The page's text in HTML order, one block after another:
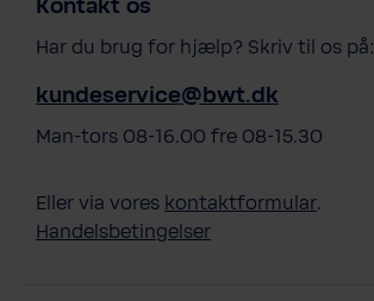
Kontakt os
Har du brug for hjælp? Skriv til os på:
kundeservice@bwt.dk
Man-tors 08-16.00 fre 08-15.30
Eller via vores kontaktformular.
Handelsbetingelser